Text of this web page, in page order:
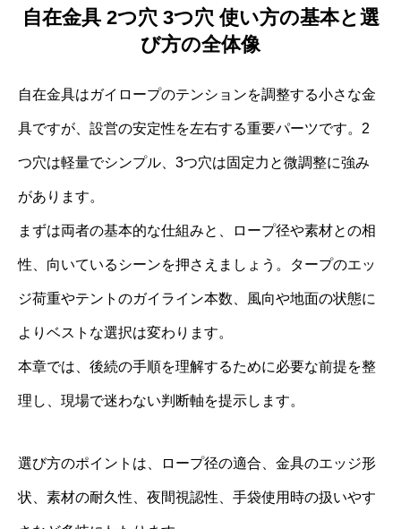
自在金具 2つ穴 3つ穴 使い方の基本と選
び方の全体像
自在金具はガイロープのテンションを調整する小さな金
具ですが、設営の安定性を左右する重要パーツです。2
つ穴は軽量でシンプル、3つ穴は固定力と微調整に強み
があります。
まずは両者の基本的な仕組みと、ロープ径や素材との相
性、向いているシーンを押さえましょう。タープのエッ
ジ荷重やテントのガイライン本数、風向や地面の状態に
よりベストな選択は変わります。
本章では、後続の手順を理解するために必要な前提を整
理し、現場で迷わない判断軸を提示します。
選び方のポイントは、ロープ径の適合、金具のエッジ形
状、素材の耐久性、夜間視認性、手袋使用時の扱いやす